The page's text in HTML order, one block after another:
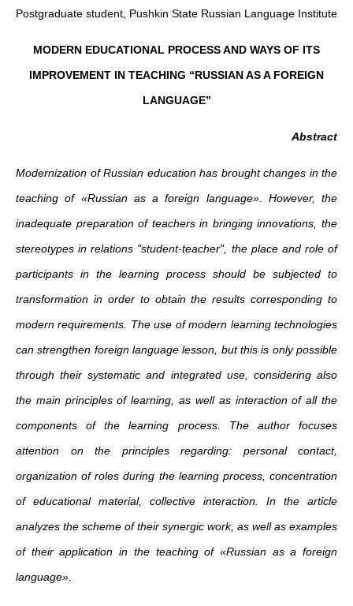
Postgraduate student, Pushkin State Russian Language Institute
MODERN EDUCATIONAL PROCESS AND WAYS OF ITS
IMPROVEMENT IN TEACHING “RUSSIAN AS A FOREIGN
LANGUAGE”
Abstract
Modernization of Russian education has brought changes in the
teaching of «Russian as a foreign language». However, the
inadequate preparation of teachers in bringing innovations, the
stereotypes in relations "student-teacher", the place and role of
participants in the learning process should be subjected to
transformation in order to obtain the results corresponding to
modern requirements. The use of modern learning technologies
can strengthen foreign language lesson, but this is only possible
through their systematic and integrated use, considering also
the main principles of learning, as well as interaction of all the
components of the learning process. The author focuses
attention on the principles regarding: personal contact,
organization of roles during the learning process, concentration
of educational material, collective interaction. In the article
analyzes the scheme of their synergic work, as well as examples
of their application in the teaching of «Russian as a foreign
language».